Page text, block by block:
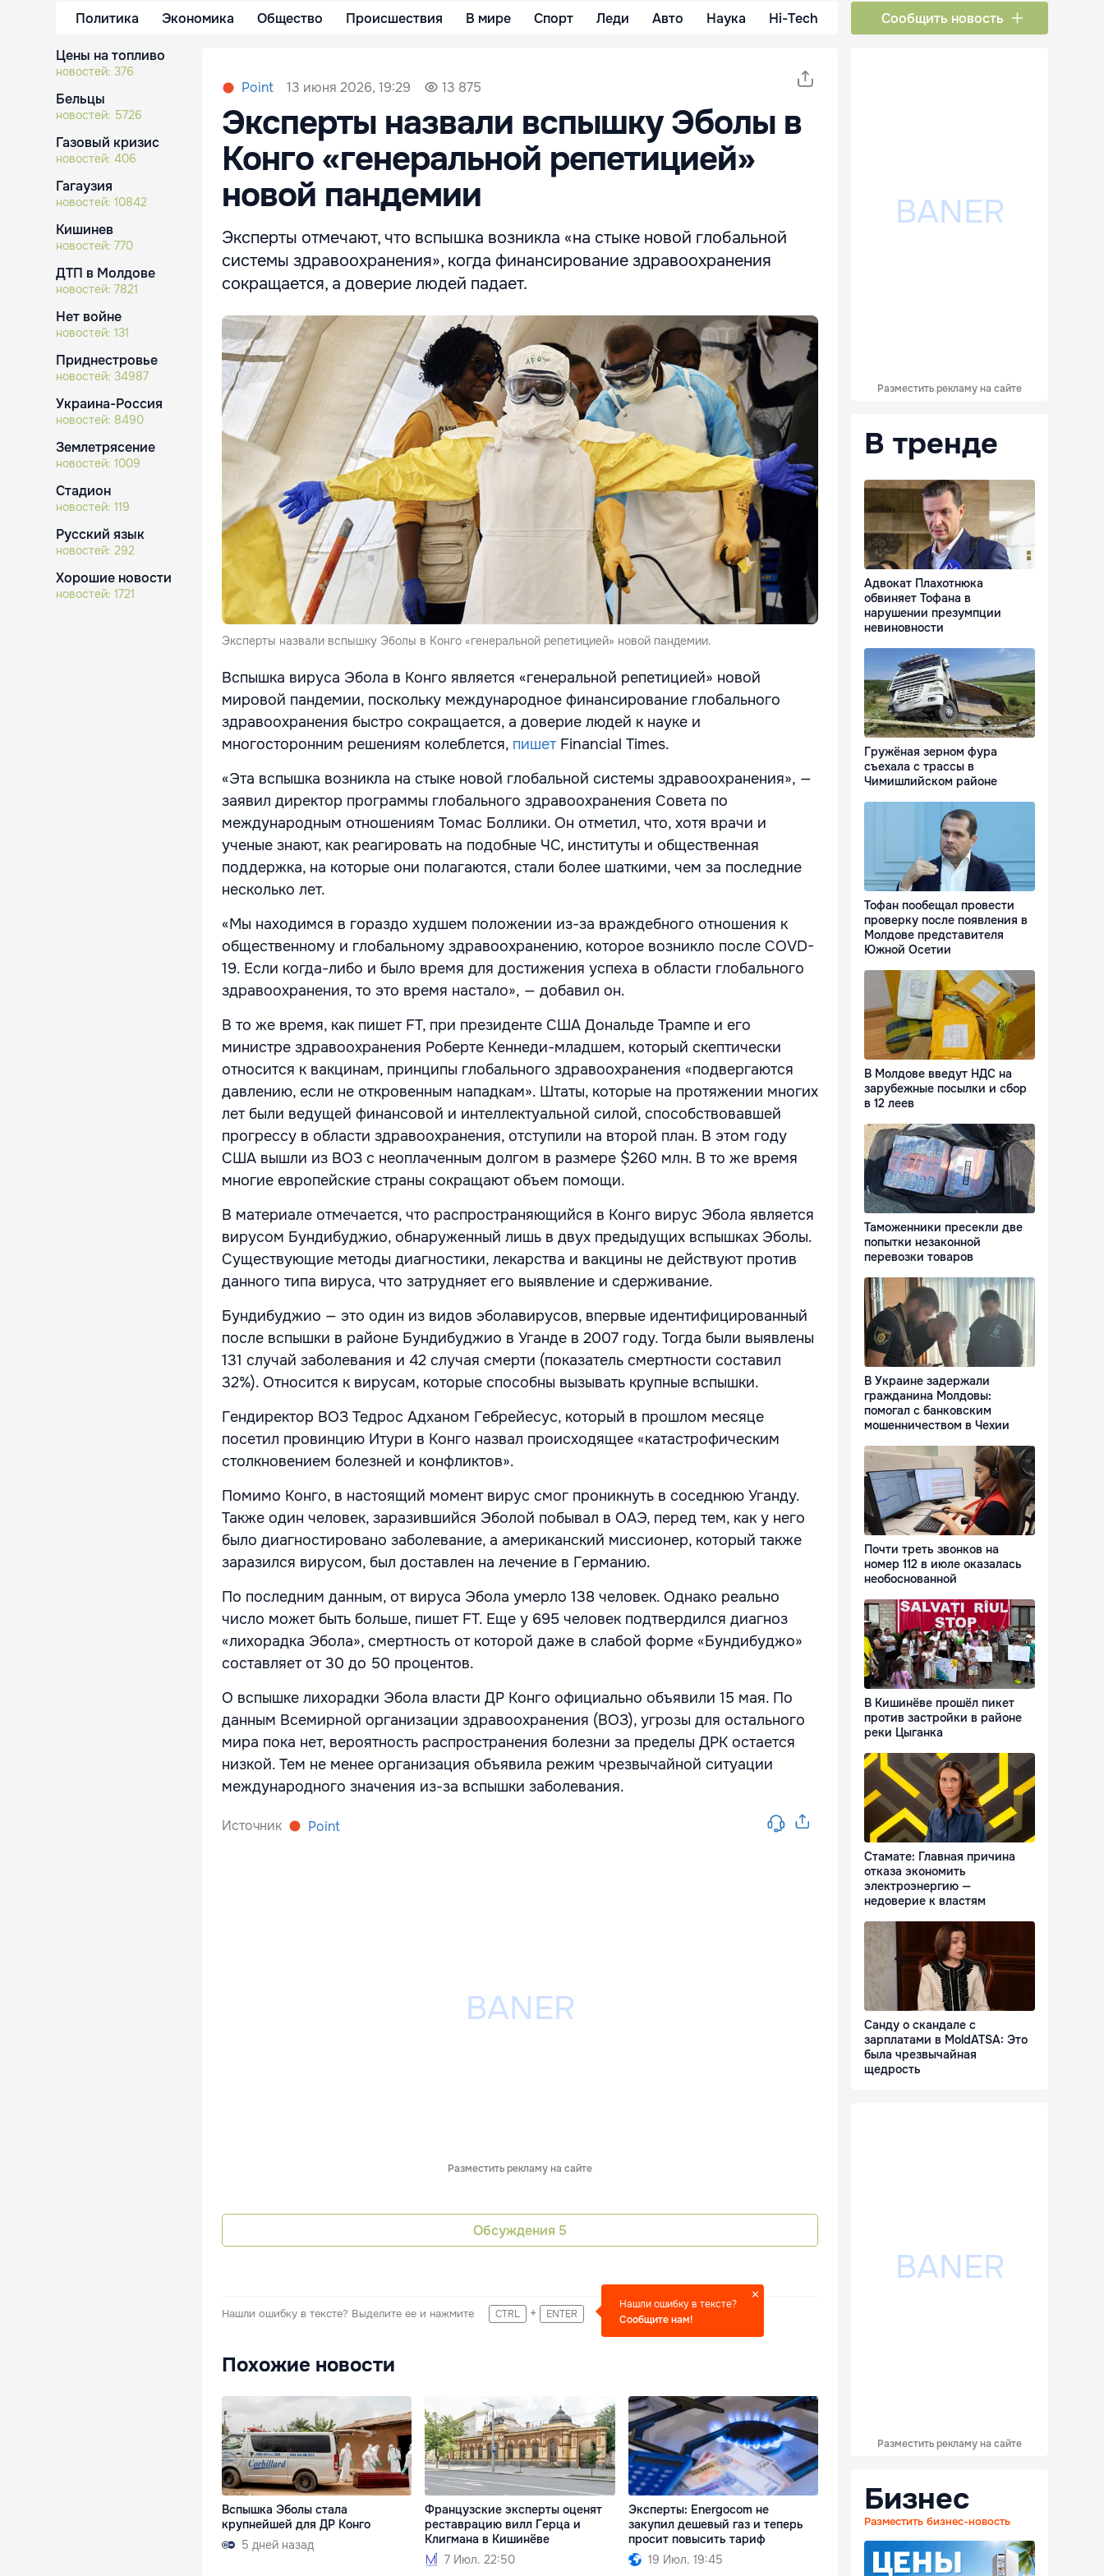
Политика Экономика Общество Происшествия В мире Спорт Леди Авто Наука Hi-Tech Сообщить новость
Цены на топливо
новостей: 376
Бельцы
новостей: 5726
Газовый кризис
новостей: 406
Гагаузия
новостей: 10842
Кишинев
новостей: 770
ДТП в Молдове
новостей: 7821
Нет войне
новостей: 131
Приднестровье
новостей: 34987
Украина-Россия
новостей: 8490
Землетрясение
новостей: 1009
Стадион
новостей: 119
Русский язык
новостей: 292
Хорошие новости
новостей: 1721
Point 13 июня 2026, 19:29 13 875
Эксперты назвали вспышку Эболы в
Конго «генеральной репетицией»
новой пандемии
Эксперты отмечают, что вспышка возникла «на стыке новой глобальной
системы здравоохранения», когда финансирование здравоохранения
сокращается, а доверие людей падает.
Эксперты назвали вспышку Эболы в Конго «генеральной репетицией» новой пандемии.
Вспышка вируса Эбола в Конго является «генеральной репетицией» новой
мировой пандемии, поскольку международное финансирование глобального
здравоохранения быстро сокращается, а доверие людей к науке и
многосторонним решениям колеблется, пишет Financial Times.
«Эта вспышка возникла на стыке новой глобальной системы здравоохранения», —
заявил директор программы глобального здравоохранения Совета по
международным отношениям Томас Боллики. Он отметил, что, хотя врачи и
ученые знают, как реагировать на подобные ЧС, институты и общественная
поддержка, на которые они полагаются, стали более шаткими, чем за последние
несколько лет.
«Мы находимся в гораздо худшем положении из-за враждебного отношения к
общественному и глобальному здравоохранению, которое возникло после COVD-
19. Если когда-либо и было время для достижения успеха в области глобального
здравоохранения, то это время настало», — добавил он.
В то же время, как пишет FT, при президенте США Дональде Трампе и его
министре здравоохранения Роберте Кеннеди-младшем, который скептически
относится к вакцинам, принципы глобального здравоохранения «подвергаются
давлению, если не откровенным нападкам». Штаты, которые на протяжении многих
лет были ведущей финансовой и интеллектуальной силой, способствовавшей
прогрессу в области здравоохранения, отступили на второй план. В этом году
США вышли из ВОЗ с неоплаченным долгом в размере $260 млн. В то же время
многие европейские страны сокращают объем помощи.
В материале отмечается, что распространяющийся в Конго вирус Эбола является
вирусом Бундибуджио, обнаруженный лишь в двух предыдущих вспышках Эболы.
Существующие методы диагностики, лекарства и вакцины не действуют против
данного типа вируса, что затрудняет его выявление и сдерживание.
Бундибуджио — это один из видов эболавирусов, впервые идентифицированный
после вспышки в районе Бундибуджио в Уганде в 2007 году. Тогда были выявлены
131 случай заболевания и 42 случая смерти (показатель смертности составил
32%). Относится к вирусам, которые способны вызывать крупные вспышки.
Гендиректор ВОЗ Тедрос Адханом Гебрейесус, который в прошлом месяце
посетил провинцию Итури в Конго назвал происходящее «катастрофическим
столкновением болезней и конфликтов».
Помимо Конго, в настоящий момент вирус смог проникнуть в соседнюю Уганду.
Также один человек, заразившийся Эболой побывал в ОАЭ, перед тем, как у него
было диагностировано заболевание, а американский миссионер, который также
заразился вирусом, был доставлен на лечение в Германию.
По последним данным, от вируса Эбола умерло 138 человек. Однако реально
число может быть больше, пишет FT. Еще у 695 человек подтвердился диагноз
«лихорадка Эбола», смертность от которой даже в слабой форме «Бундибуджо»
составляет от 30 до 50 процентов.
О вспышке лихорадки Эбола власти ДР Конго официально объявили 15 мая. По
данным Всемирной организации здравоохранения (ВОЗ), угрозы для остального
мира пока нет, вероятность распространения болезни за пределы ДРК остается
низкой. Тем не менее организация объявила режим чрезвычайной ситуации
международного значения из-за вспышки заболевания.
Источник Point
Разместить рекламу на сайте
Обсуждения 5
Нашли ошибку в тексте? Выделите ее и нажмите CTRL + ENTER
Нашли ошибку в тексте?
Сообщите нам!
Похожие новости
Вспышка Эболы стала
крупнейшей для ДР Конго
5 дней назад
Французские эксперты оценят
реставрацию вилл Герца и
Клигмана в Кишинёве
7 Июл. 22:50
Эксперты: Energocom не
закупил дешевый газ и теперь
просит повысить тариф
19 Июл. 19:45
Разместить рекламу на сайте
В тренде
Адвокат Плахотнюка
обвиняет Тофана в
нарушении презумпции
невиновности
Гружёная зерном фура
съехала с трассы в
Чимишлийском районе
Тофан пообещал провести
проверку после появления в
Молдове представителя
Южной Осетии
В Молдове введут НДС на
зарубежные посылки и сбор
в 12 леев
Таможенники пресекли две
попытки незаконной
перевозки товаров
В Украине задержали
гражданина Молдовы:
помогал с банковским
мошенничеством в Чехии
Почти треть звонков на
номер 112 в июле оказалась
необоснованной
В Кишинёве прошёл пикет
против застройки в районе
реки Цыганка
Стамате: Главная причина
отказа экономить
электроэнергию —
недоверие к властям
Санду о скандале с
зарплатами в MoldATSA: Это
была чрезвычайная
щедрость
Разместить рекламу на сайте
Бизнес
Разместить бизнес-новость